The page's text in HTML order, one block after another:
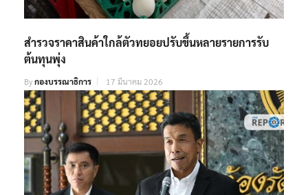
สำรวจราคาสินค้าใกล้ตัวทยอยปรับขึ้นหลายรายการรับ
ต้นทุนพุ่ง
Byกองบรรณาธิการ 17 มีนาคม 2026